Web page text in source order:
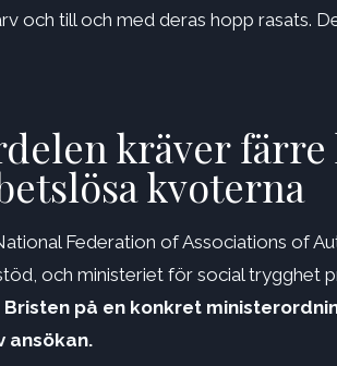
och till och med deras hopp rasats.
kräver färre
kvoterna
Federation of Associations of
och ministeriet för social trygghet
Bristen på en konkret
ansökan.